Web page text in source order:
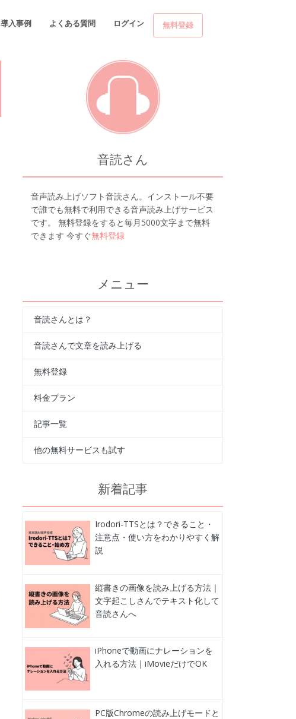
導入事例 よくある質問 ログイン 無料登録
音読さん
音声読み上げソフト音読さん。インストール不要
で誰でも無料で利用できる音声読み上げサービス
です。 無料登録をすると毎月5000文字まで無料
できます 今すぐ無料登録
メニュー
音読さんとは？
音読さんで文章を読み上げる
無料登録
料金プラン
記事一覧
他の無料サービスも試す
新着記事
Irodori-TTSとは？できること・
注意点・使い方をわかりやすく解
説
縦書きの画像を読み上げる方法｜
文字起こしさんでテキスト化して
音読さんへ
iPhoneで動画にナレーションを
入れる方法｜iMovieだけでOK
PC版Chromeの読み上げモードと